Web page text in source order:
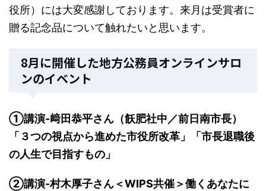
役所）には大変感謝しております。来月は受賞者に
贈る記念品について触れたいと思います。
8月に開催した地方公務員オンラインサロ
ンのイベント
①講演-﨑田恭平さん（飫肥社中／前日南市長）
「３つの視点から進めた市役所改革」「市長退職後
の人生で目指すもの」
②講演-村木厚子さん＜WIPS共催＞働くあなたに